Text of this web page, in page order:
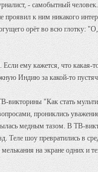
- самобытный
к ним никакого
орёт во всю
ему кажется, что какая-
Индию за какой-то
викторины "Как стать
прониклись
медным тазом. В ТВ-
Теле шоу превратились
на экране одних